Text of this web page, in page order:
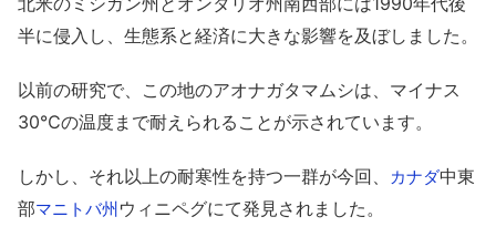
半に侵入し、生態系と経済に大きな影響を及ぼしました。
以前の研究で、この地のアオナガタマムシは、マイナス
30℃の温度まで耐えられることが示されています。
しかし、それ以上の耐寒性を持つ一群が今回、 カナダ中東
部マニトバ州ウィニペグにて発見されました。